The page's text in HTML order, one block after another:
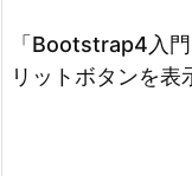
「Bootstrap4入
リットボタンを表